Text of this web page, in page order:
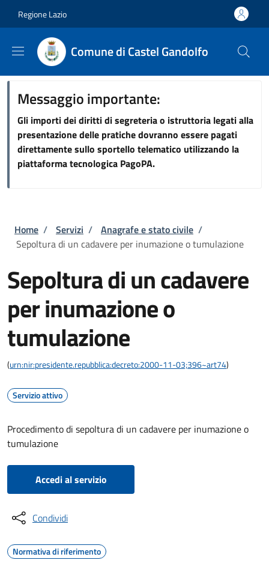
Regione Lazio
Comune di Castel Gandolfo
Messaggio importante:
Gli importi dei diritti di segreteria o istruttoria legati alla
presentazione delle pratiche dovranno essere pagati
direttamente sullo sportello telematico utilizzando la
piattaforma tecnologica PagoPA.
Briciole di pane
Home / Servizi / Anagrafe e stato civile /
Sepoltura di un cadavere per inumazione o tumulazione
Sepoltura di un cadavere
per inumazione o
tumulazione
(urn:nir:presidente.repubblica:decreto:2000-11-03;396~art74)
Servizio attivo
Procedimento di sepoltura di un cadavere per inumazione o
tumulazione
Accedi al servizio
Condividi
Normativa di riferimento